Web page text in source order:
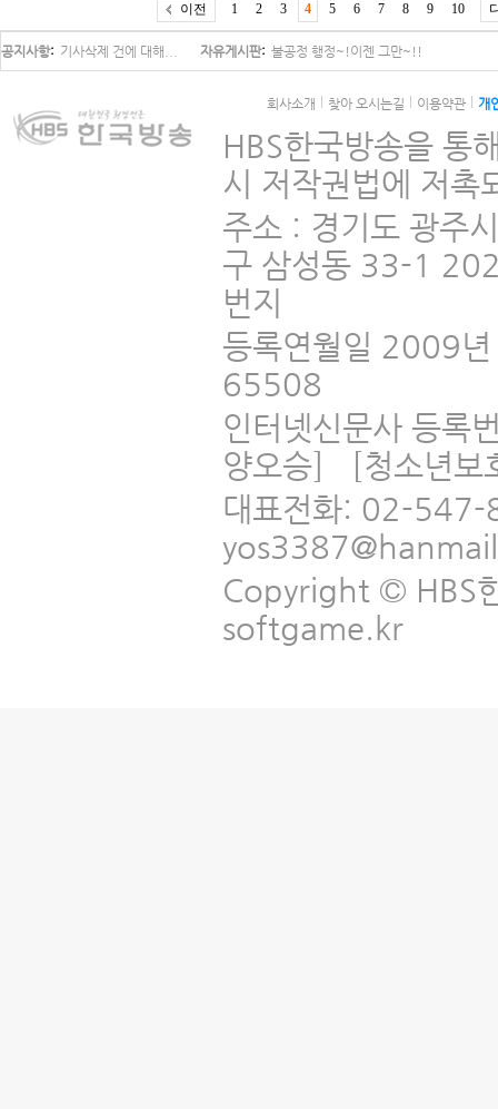
이전 1 2 3 4 5 6 7 8 9 10
공지사항 기사삭제 건에 대해... 자유게시판 불공정 행정~!이젠 그만~!!
회사소개 찾아 오시는길 이용약관 개
HBS한국방송을 통
시 저작권법에 저촉
주소 : 경기도 광주
구 삼성동 33-1
번지
등록연월일 2009
65508
인터넷신문사 등
양오승] [청소년보
대표전화: 02-
Copyright © HBS
softgame.kr